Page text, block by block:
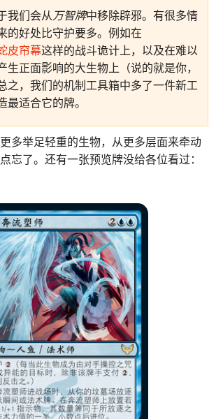
我们会从万智牌中移除辟邪。有很多情
的好处比守护要多。例如在
皮帘幕这样的战斗诡计上，以及在难以
生正面影响的大生物上（说的就是你，
之，我们的机制工具箱中多了一件新工
适合它的牌。
多举足轻重的生物，从更多层面来牵动
忘了。还有一张预览牌没给各位看过：